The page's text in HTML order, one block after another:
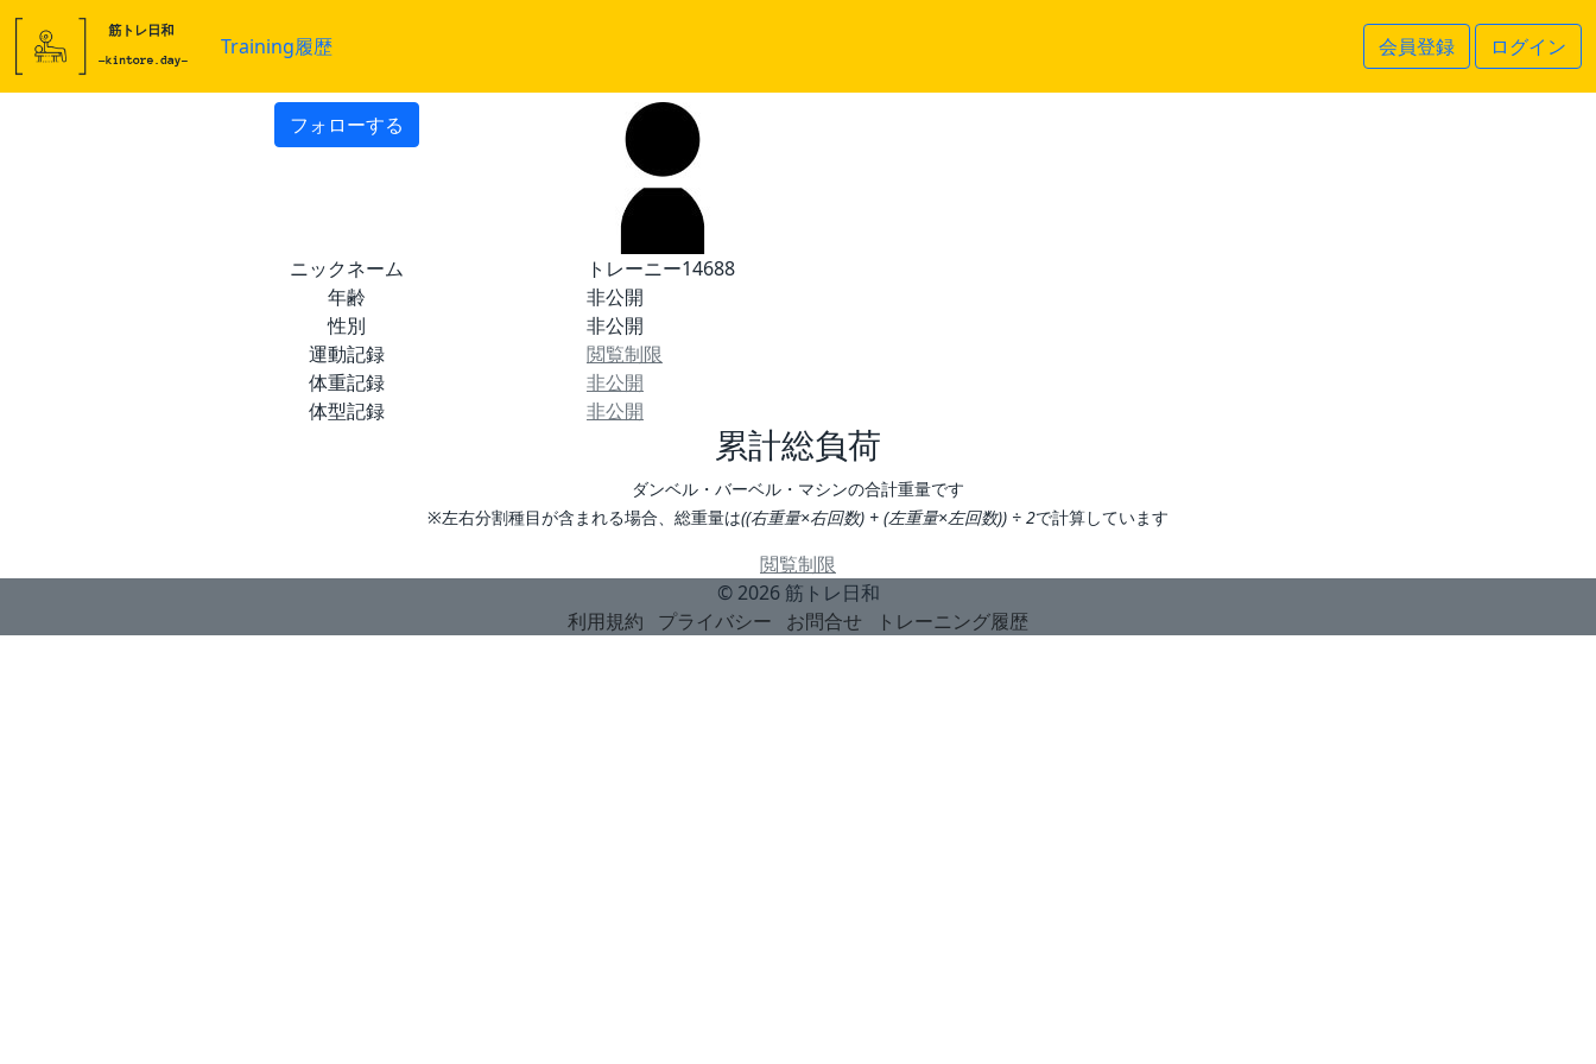
Training履歴 会員登録 ログイン
フォローする
ニックネーム
トレーニー14688
年齢
非公開
性別
非公開
運動記録
閲覧制限
体重記録
非公開
体型記録
非公開
累計総負荷
ダンベル・バーベル・マシンの合計重量です
※左右分割種目が含まれる場合、総重量は((右重量×右回数) + (左重量×左回数)) ÷ 2で計算しています
閲覧制限
© 2026 筋トレ日和
利用規約
プライバシー お問合せ トレーニング履歴